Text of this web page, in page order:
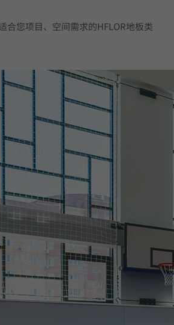
合您项目、空间需求的HFLOR地板类